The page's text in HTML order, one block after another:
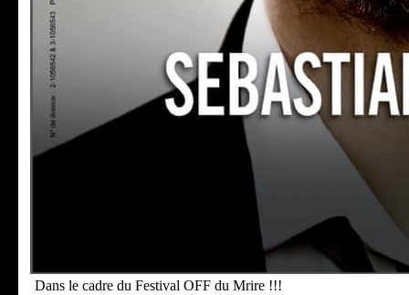
Dans le cadre du Festival OFF du Mrire !!!